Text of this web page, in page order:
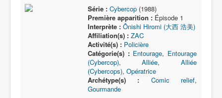
I Série : Cybercop(1988)
Première apparition :Épisode 1
Interprète : Ônishi Hiromi (大西 浩美)
Affiliation(s) : ZAC
Activité(s) : Policière
Catégorie(s) : Entourage, Entourage
(Cybercop),Alliée, Alliée
(Cybercops), Opératrice
Archétype(s) :
Comic relief,
Gourmande